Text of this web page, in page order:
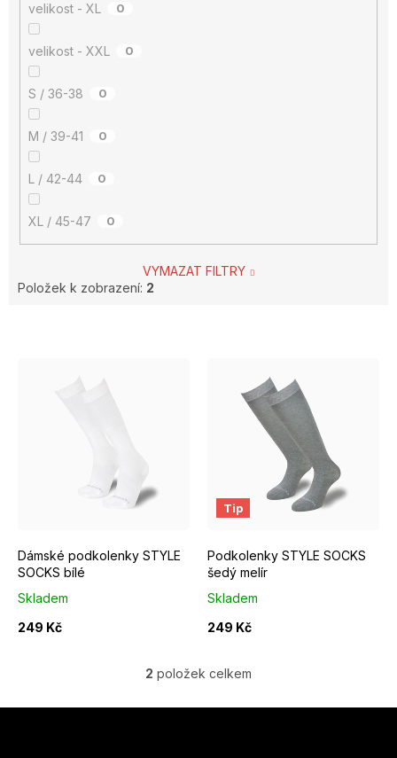
velikost - XL 0
velikost - XXL 0
S / 36-38 0
M / 39-41 0
L / 42-44 0
XL / 45-47 0
VYMAZAT FILTRY
Položek k zobrazení: 2
o
d
u
ů
Dámské podkolenky STYLE
SOCKS bílé
Skladem
249 Kč
Tip
Podkolenky STYLE SOCKS
šedý melír
Skladem
249 Kč
O
v
2 položek celkem